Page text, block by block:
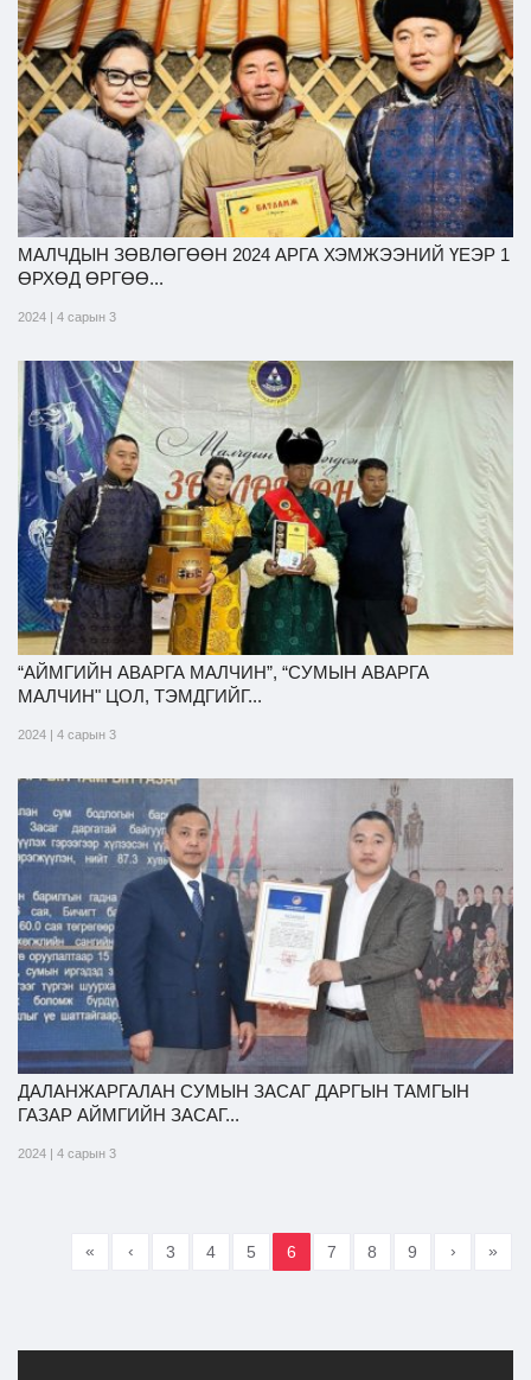
МАЛЧДЫН ЗӨВЛӨГӨӨН 2024 АРГА ХЭМЖЭЭНИЙ ҮЕЭР 1
ӨРХӨД ӨРГӨӨ...
2024 | 4 сарын 3
“АЙМГИЙН АВАРГА МАЛЧИН”, “СУМЫН АВАРГА
МАЛЧИН" ЦОЛ, ТЭМДГИЙГ...
2024 | 4 сарын 3
ДАЛАНЖАРГАЛАН СУМЫН ЗАСАГ ДАРГЫН ТАМГЫН
ГАЗАР АЙМГИЙН ЗАСАГ...
2024 | 4 сарын 3
« ‹ 3 4 5 6 7 8 9 › »